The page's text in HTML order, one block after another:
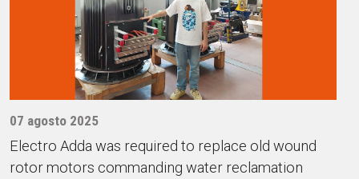
07 agosto 2025
Electro Adda was required to replace old wound
rotor motors commanding water reclamation